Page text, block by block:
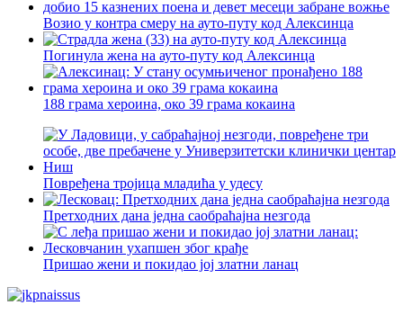
Возио у контра смеру на ауто-путу код Алексинца
Погинула жена на ауто-путу код Алексинца
188 грама хероина, око 39 грама кокаина
Повређена тројица младића у удесу
Претходних дана једна саобраћајна незгода
Пришао жени и покидао јој златни ланац